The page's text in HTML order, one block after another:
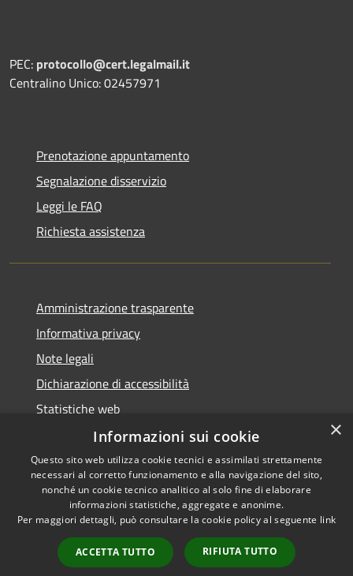
PEC: protocollo@cert.legalmail.it
Centralino Unico: 02457971
Prenotazione appuntamento
Segnalazione disservizio
Leggi le FAQ
Richiesta assistenza
Amministrazione trasparente
Informativa privacy
Note legali
Dichiarazione di accessibilità
Statistiche web
Accessibilità
Privacy
Mappa del sito
Copyright © 2026 • Comune di
Buccinasco • Powered by
Municipium•Accesso
redazione
×
Informazioni sui cookie
Questo sito web utilizza cookie tecnici e assimilati strettamente
necessari al corretto funzionamento e alla navigazione del sito,
nonché un cookie tecnico analitico al solo fine di elaborare
informazioni statistiche, aggregate e anonime.
Per maggiori dettagli, può consultare la cookie policy al seguente link
ACCETTA TUTTO RIFIUTA TUTTO